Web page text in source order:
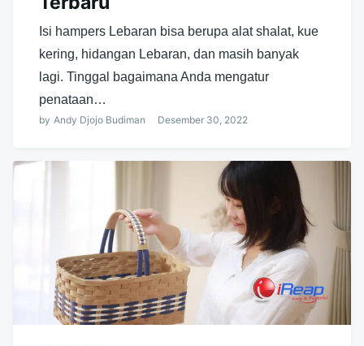
Isi hampers Lebaran bisa berupa alat shalat, kue
kering, hidangan Lebaran, dan masih banyak
lagi. Tinggal bagaimana Anda mengatur
penataan…
by Andy Djojo Budiman Desember 30, 2022